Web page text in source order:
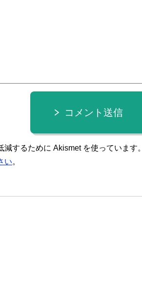
コメント送信
減するために Akismet を使っています。
い。